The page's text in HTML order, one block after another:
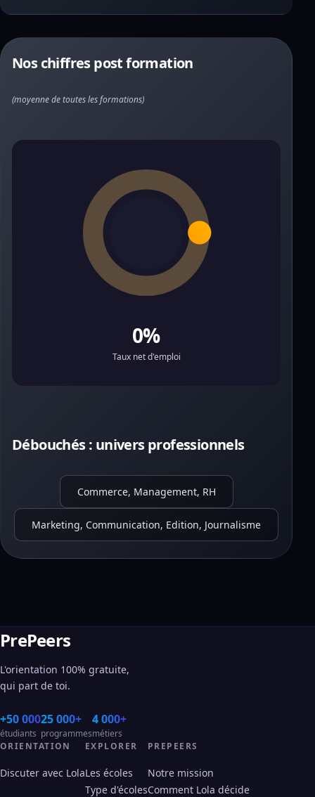
Nos chiffres post formation
(moyenne de toutes les formations)
0%
Taux net d'emploi
Débouchés : univers professionnels
Commerce, Management, RH
Marketing, Communication, Edition, Journalisme
PrePeers
L'orientation 100% gratuite,
qui part de toi.
+50 000
étudiants
25 000+
programmes
4 000+
métiers
ORIENTATION
Discuter avec Lola
EXPLORER
Les écoles
Type d'écoles
PREPEERS
Notre mission
Comment Lola décide